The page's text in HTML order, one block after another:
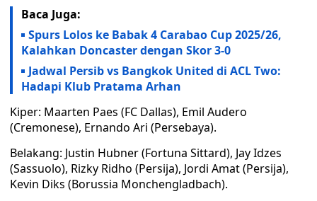
Baca Juga:
Spurs Lolos ke Babak 4 Carabao Cup 2025/26,
Kalahkan Doncaster dengan Skor 3-0
Jadwal Persib vs Bangkok United di ACL Two:
Hadapi Klub Pratama Arhan
Kiper: Maarten Paes (FC Dallas), Emil Audero
(Cremonese), Ernando Ari (Persebaya).
Belakang: Justin Hubner (Fortuna Sittard), Jay Idzes
(Sassuolo), Rizky Ridho (Persija), Jordi Amat (Persija),
Kevin Diks (Borussia Monchengladbach).